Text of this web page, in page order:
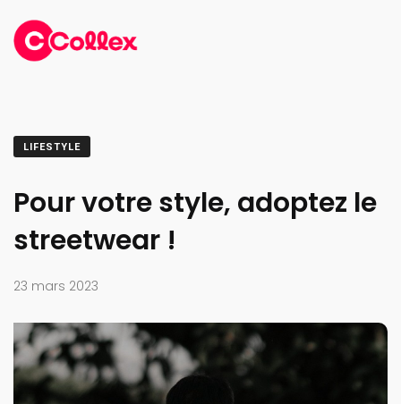
LIFESTYLE
Pour votre style, adoptez le
streetwear !
23 mars 2023